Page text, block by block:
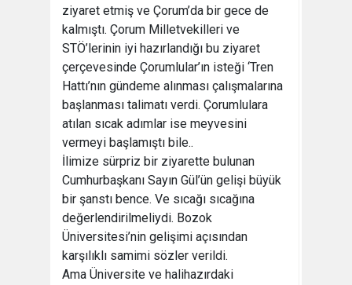
ziyaret etmiş ve Çorum’da bir gece de
kalmıştı. Çorum Milletvekilleri ve
STÖ’lerinin iyi hazırlandığı bu ziyaret
çerçevesinde Çorumlular’ın isteği ‘Tren
Hattı’nın gündeme alınması çalışmalarına
başlanması talimatı verdi. Çorumlulara
atılan sıcak adımlar ise meyvesini
vermeyi başlamıştı bile..
İlimize sürpriz bir ziyarette bulunan
Cumhurbaşkanı Sayın Gül’ün gelişi büyük
bir şanstı bence. Ve sıcağı sıcağına
değerlendirilmeliydi. Bozok
Üniversitesi’nin gelişimi açısından
karşılıklı samimi sözler verildi.
Ama Üniversite ve halihazırdaki